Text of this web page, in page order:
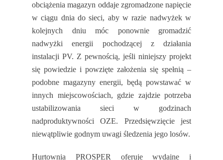
obciążenia magazyn oddaje zgromadzone napięcie
w ciągu dnia do sieci, aby w razie nadwyżek w
kolejnych dniu móc ponownie gromadzić
nadwyżki energii pochodzącej z działania
instalacji PV. Z pewnością, jeśli niniejszy projekt
się powiedzie i powzięte założenia się spełnią –
podobne magazyny energii, będą powstawać w
innych miejscowościach, gdzie zajdzie potrzeba
ustabilizowania sieci w godzinach
nadproduktywności OZE. Przedsięwzięcie jest
niewątpliwie godnym uwagi śledzenia jego losów.
Hurtownia PROSPER oferuje wydajne i